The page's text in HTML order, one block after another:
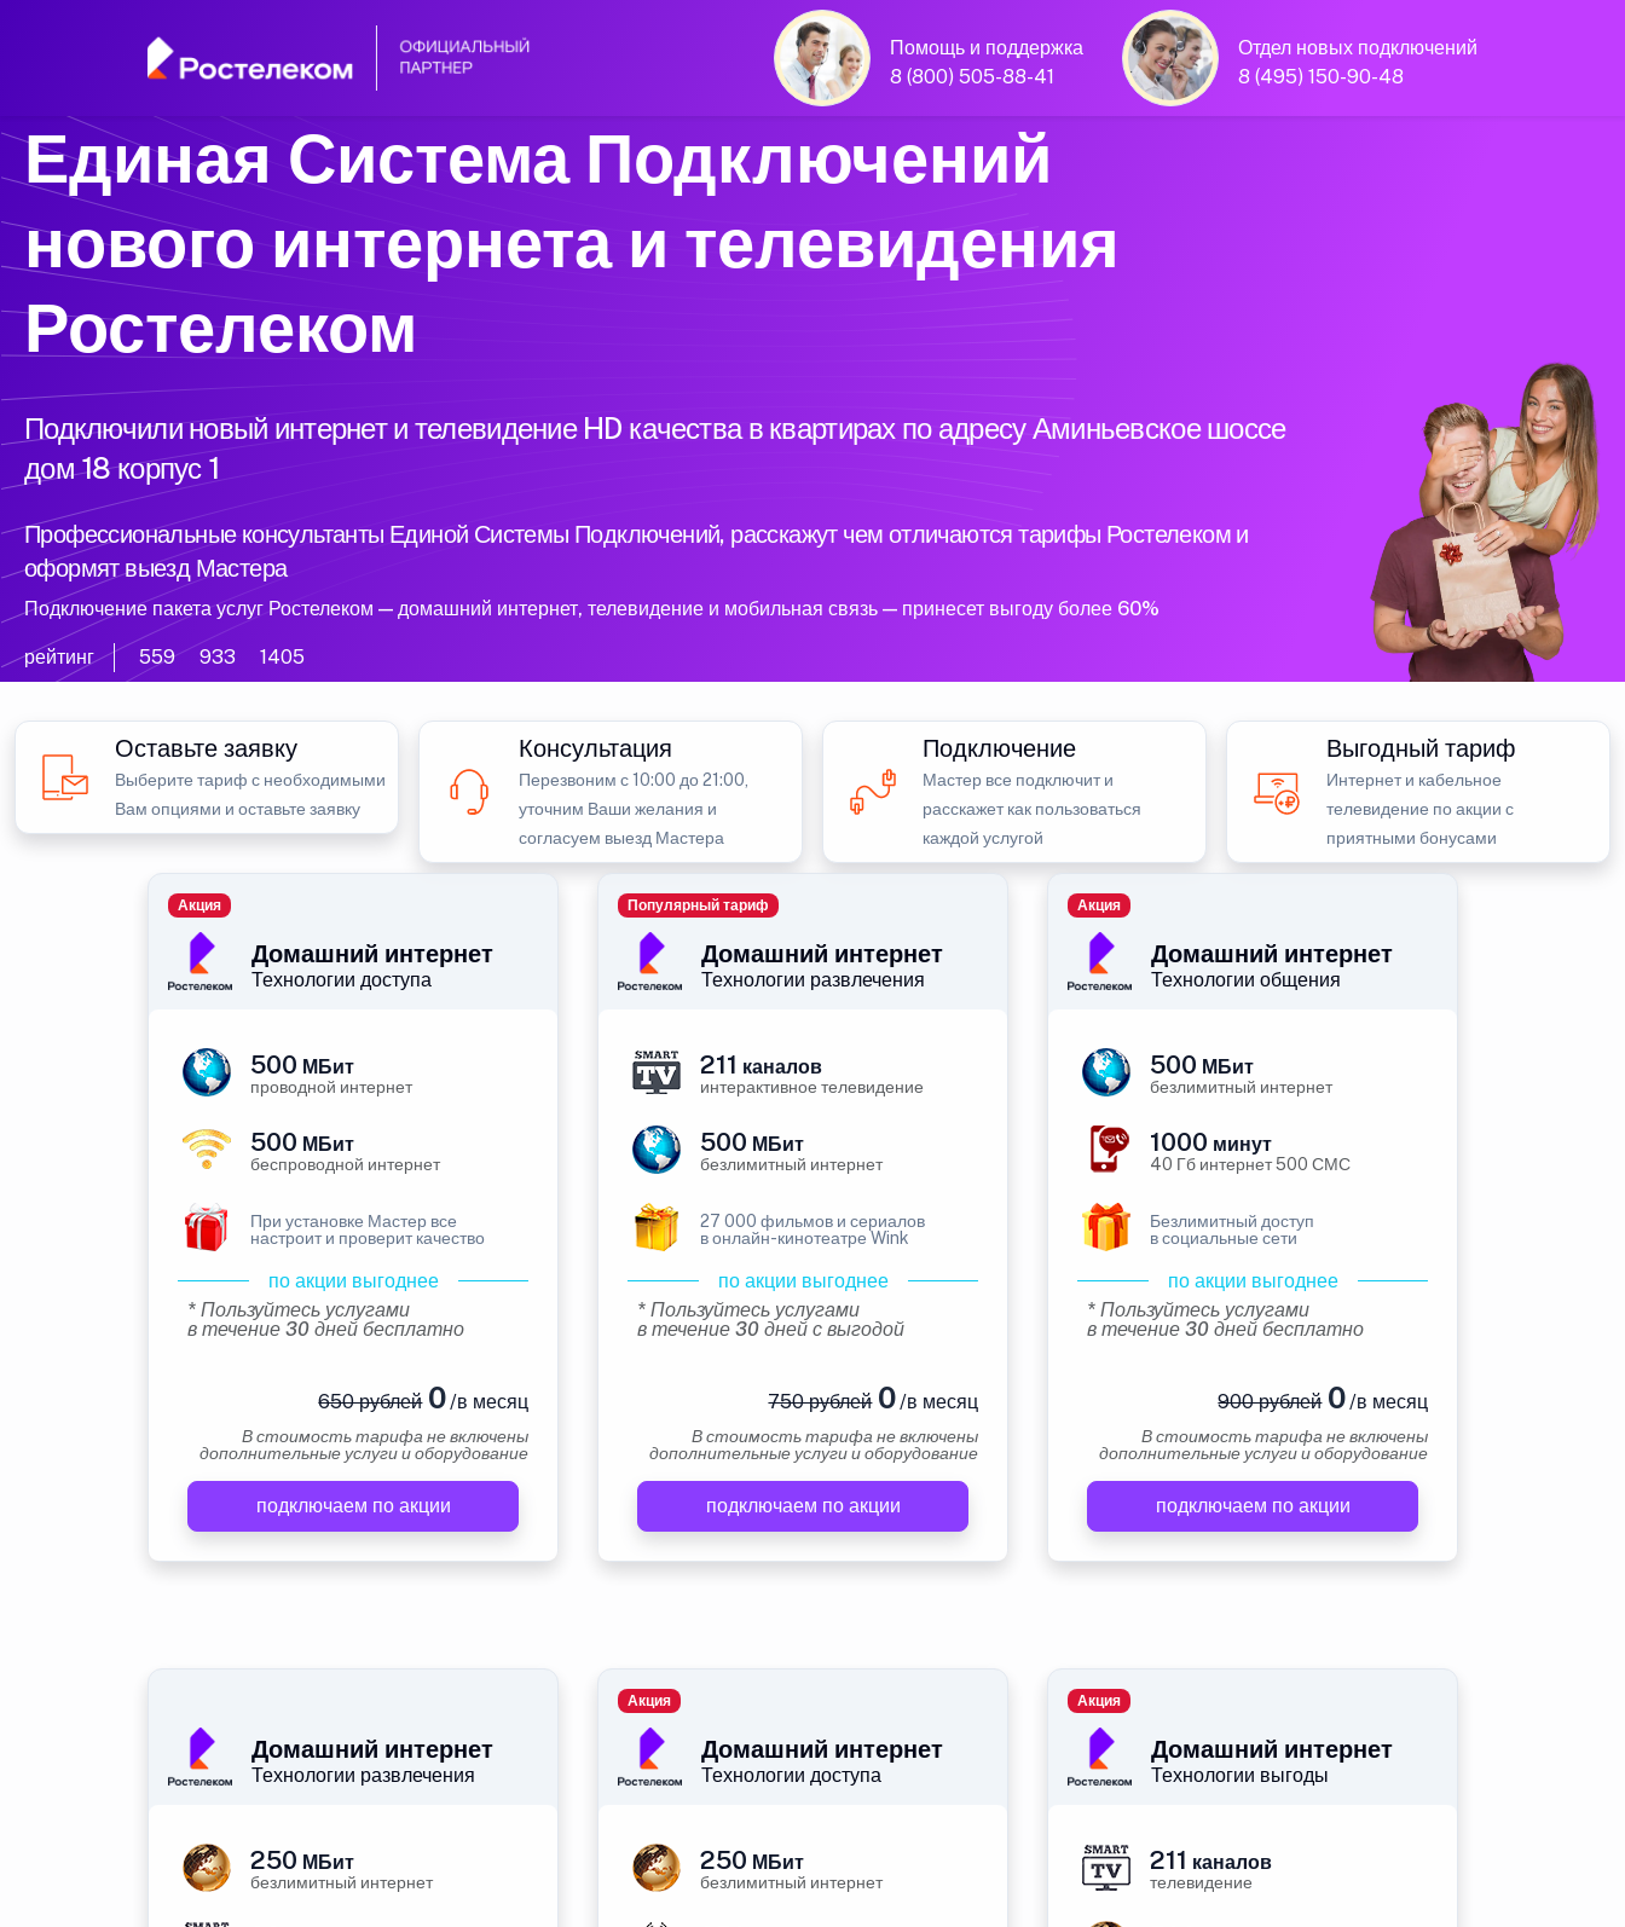
Помощь и поддержка
8 (800) 505-88-41
Отдел новых подключений
8 (495) 150-90-48
Единая Система Подключений
нового интернета и телевидения
Ростелеком
Подключили новый интернет и телевидение HD качества в квартирах по адресу Аминьевское шоссе
дом 18 корпус 1
Профессиональные консультанты Единой Системы Подключений, расскажут чем отличаются тарифы Ростелеком и
оформят выезд Мастера
Подключение пакета услуг Ростелеком — домашний интернет, телевидение и мобильная связь — принесет выгоду более 60%
рейтинг 559 933 1405
Оставьте заявку
Выберите тариф с необходимыми
Вам опциями и оставьте заявку
Консультация
Перезвоним с 10:00 до 21:00,
уточним Ваши желания и
согласуем выезд Мастера
Подключение
Мастер все подключит и
расскажет как пользоваться
каждой услугой
Выгодный тариф
Интернет и кабельное
телевидение по акции с
приятными бонусами
Домашний интернет
Технологии доступа
Акция
500 МБит
проводной интернет
500 МБит
беспроводной интернет
При установке Мастер все
настроит и проверит качество
по акции выгоднее
* Пользуйтесь услугами
в течение 30 дней бесплатно
650 рублей0/в месяц
В стоимость тарифа не включены
дополнительные услуги и оборудование
подключаем по акции
Домашний интернет
Технологии развлечения
Популярный тариф
211 каналов
интерактивное телевидение
500 МБит
безлимитный интернет
27 000 фильмов и сериалов
в онлайн-кинотеатре Wink
по акции выгоднее
* Пользуйтесь услугами
в течение 30 дней с выгодой
750 рублей0/в месяц
В стоимость тарифа не включены
дополнительные услуги и оборудование
подключаем по акции
Домашний интернет
Технологии общения
Акция
500 МБит
безлимитный интернет
1000 минут
40 Гб интернет 500 СМС
Безлимитный доступ
в социальные сети
по акции выгоднее
* Пользуйтесь услугами
в течение 30 дней бесплатно
900 рублей0/в месяц
В стоимость тарифа не включены
дополнительные услуги и оборудование
подключаем по акции
Домашний интернет
Технологии развлечения
250 МБит
безлимитный интернет
Домашний интернет
Технологии доступа
Акция
250 МБит
безлимитный интернет
Домашний интернет
Технологии выгоды
Акция
211 каналов
телевидение